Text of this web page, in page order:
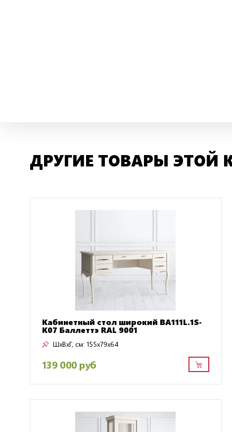
ДРУГИЕ ТОВАРЫ ЭТОЙ
Кабинетный стол широкий BA111L.1S-
K07 Баллеттэ RAL 9001
ШxВxГ, см: 155x79x64
139 000 руб